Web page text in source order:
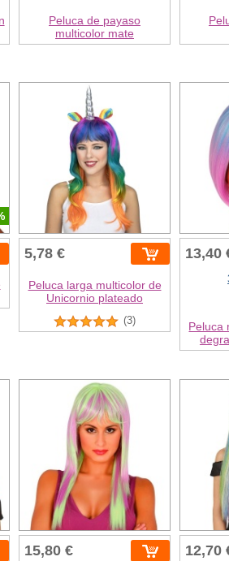
Peluca de payaso
multicolor mate
5,78 €
Peluca larga multicolor de
Unicornio plateado
(3)
13,40
Peluca
15,80 € 12,70